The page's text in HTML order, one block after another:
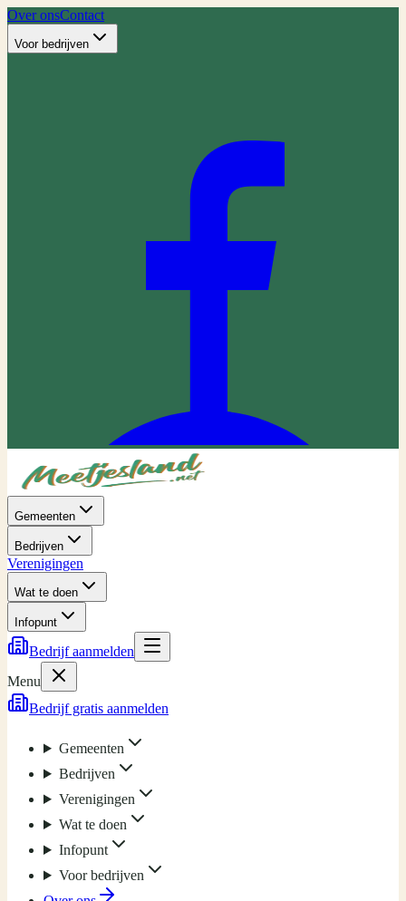
Over onsContact
Voor bedrijven
Gemeenten
Bedrijven
Verenigingen
Wat te doen
Infopunt
Bedrijf aanmelden
Menu
Bedrijf gratis aanmelden
Gemeenten
Bedrijven
Verenigingen
Wat te doen
Infopunt
Voor bedrijven